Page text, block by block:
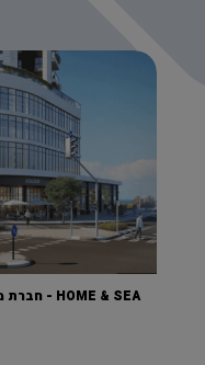
HOME & SEA - חברת מבנים ונתיבים